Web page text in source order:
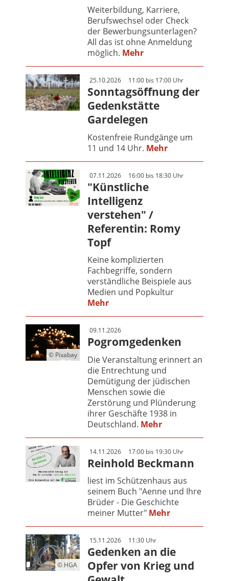
Weiterbildung, Karriere,
Berufswechsel oder Check
der Bewerbungsunterlagen?
All das ist ohne Anmeldung
möglich. Mehr
25.10.2026 11:00 bis 17:00 Uhr
Sonntagsöffnung der
Gedenkstätte
Gardelegen
Kostenfreie Rundgänge um
11 und 14 Uhr. Mehr
07.11.2026 16:00 bis 18:30 Uhr
"Künstliche
Intelligenz
verstehen" /
Referentin: Romy
Topf
Keine komplizierten
Fachbegriffe, sondern
verständliche Beispiele aus
Medien und Popkultur
Mehr
© Pixabay
09.11.2026
Pogromgedenken
Die Veranstaltung erinnert an
die Entrechtung und
Demütigung der jüdischen
Menschen sowie die
Zerstörung und Plünderung
ihrer Geschäfte 1938 in
Deutschland. Mehr
14.11.2026 17:00 bis 19:30 Uhr
Reinhold Beckmann
liest im Schützenhaus aus
seinem Buch "Aenne und Ihre
Brüder - Die Geschichte
meiner Mutter" Mehr
© HGA
15.11.2026 11:30 Uhr
Gedenken an die
Opfer von Krieg und